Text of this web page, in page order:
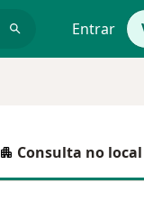
Entrar
Consulta no local
Consulta no local